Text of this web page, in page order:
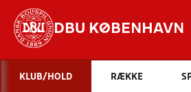
DBU KØBENHAVN
KLUB/HOLD RÆKKE